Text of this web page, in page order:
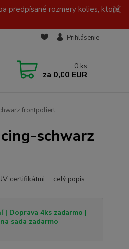
predpísané rozmery kolies, ktoré
Prihlásenie
0 ks
za 0,00 EUR
frontpoliert
schwarz
certifikátmi ... celý popis
| Doprava 4ks zadarmo |
sada zadarmo